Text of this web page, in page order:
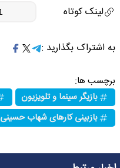
لینک کوتاه
به اشتراک بگذارید :
برچسب ها:
بازیگر سینما و تلویزیون
بازبینی کارهای شهاب حسینی